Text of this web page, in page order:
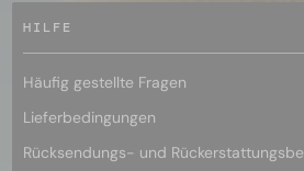
HILFE
Häufig gestellte Fragen
Lieferbedingungen
Rücksendungs- und